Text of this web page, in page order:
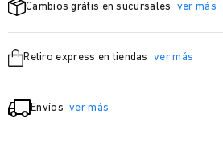
Cambios grátis en sucursales ver más
Retiro express en tiendas ver más
Envíos ver más